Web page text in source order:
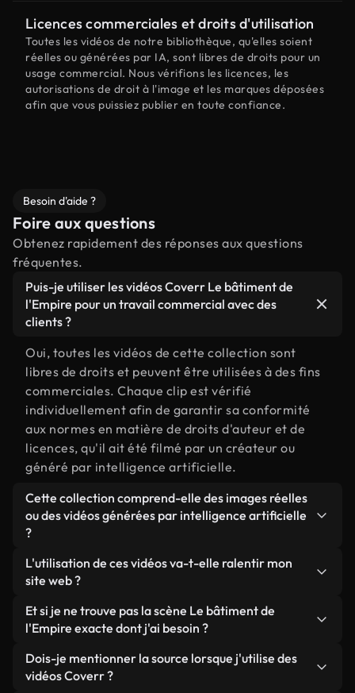
Licences commerciales et droits d'utilisation
Toutes les vidéos de notre bibliothèque, qu'elles soient
réelles ou générées par IA, sont libres de droits pour un
usage commercial. Nous vérifions les licences, les
autorisations de droit à l'image et les marques déposées
afin que vous puissiez publier en toute confiance.
Besoin d'aide ?
Foire aux questions
Obtenez rapidement des réponses aux questions
fréquentes.
Puis-je utiliser les vidéos Coverr Le bâtiment de
l'Empire pour un travail commercial avec des
clients ?
Oui, toutes les vidéos de cette collection sont
libres de droits et peuvent être utilisées à des fins
commerciales. Chaque clip est vérifié
individuellement afin de garantir sa conformité
aux normes en matière de droits d'auteur et de
licences, qu'il ait été filmé par un créateur ou
généré par intelligence artificielle.
Cette collection comprend-elle des images réelles
ou des vidéos générées par intelligence artificielle
?
Les deux. Il s'agit d'une bibliothèque hybride
composée de véritables images filmées par des
que de vidéos générées par IA. Chaque vidéo est
clairement identifiée afin que vous sachiez
toujours ce que vous utilisez.
L'utilisation de ces vidéos va-t-elle ralentir mon
site web ?
Sauf si vous choisissez nos versions optimisées.
Nous proposons des formats légers, prêts pour le
ils conservent une qualité élevée tout en
minimisant les temps de chargement et en
Et si je ne trouve pas la scène Le bâtiment de
l'Empire exacte dont j'ai besoin ?
Vous pouvez en créer une instantanément avec
Coverr AI Studio. Il vous suffit de décrire la scène,
Dois-je mentionner la source lorsque j'utilise des
vidéos Coverr ?